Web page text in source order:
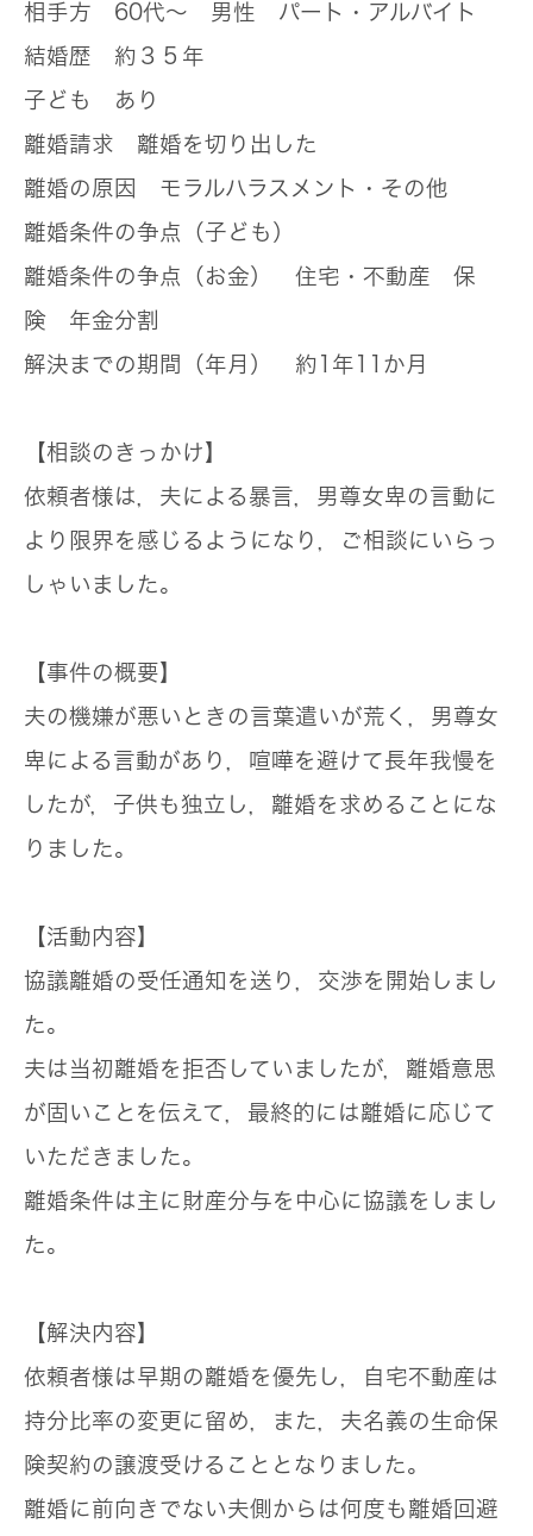
相手方 60代～ 男性 パート・アルバイト
結婚歴 約３５年
子ども あり
離婚請求 離婚を切り出した
離婚の原因 モラルハラスメント・その他
離婚条件の争点（子ども）
離婚条件の争点（お金） 住宅・不動産 保
険 年金分割
解決までの期間（年月） 約1年11か月
【相談のきっかけ】
依頼者様は，夫による暴言，男尊女卑の言動に
より限界を感じるようになり，ご相談にいらっ
しゃいました。
【事件の概要】
夫の機嫌が悪いときの言葉遣いが荒く，男尊女
卑による言動があり，喧嘩を避けて長年我慢を
したが，子供も独立し，離婚を求めることにな
りました。
【活動内容】
協議離婚の受任通知を送り，交渉を開始しまし
た。
夫は当初離婚を拒否していましたが，離婚意思
が固いことを伝えて，最終的には離婚に応じて
いただきました。
離婚条件は主に財産分与を中心に協議をしまし
た。
【解決内容】
依頼者様は早期の離婚を優先し，自宅不動産は
持分比率の変更に留め，また，夫名義の生命保
険契約の譲渡受けることとなりました。
離婚に前向きでない夫側からは何度も離婚回避